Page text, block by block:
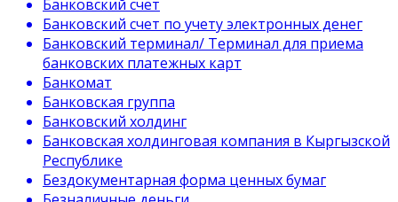
Банковский счет
Банковский счет по учету электронных денег
Банковский терминал/ Терминал для приема
банковских платежных карт
Банкомат
Банковская группа
Банковский холдинг
Банковская холдинговая компания в Кыргызской
Республике
Бездокументарная форма ценных бумаг